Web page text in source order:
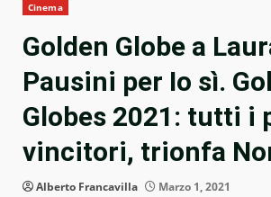
Cinema
Golden Globe a
Pausini per Io sì.
Globes 2021: tutti i
vincitori, trionfa
Alberto Francavilla Marzo 1, 2021